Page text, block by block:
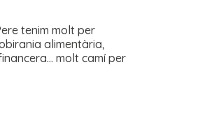
tenim molt per
alimentària,
molt camí per